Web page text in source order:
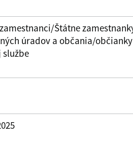
Štátne
úradov a občania/
službe